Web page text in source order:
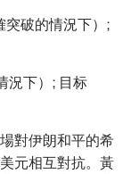
破的情況下）;
況下）; 目标
對伊朗和平的希
元相互對抗。黃